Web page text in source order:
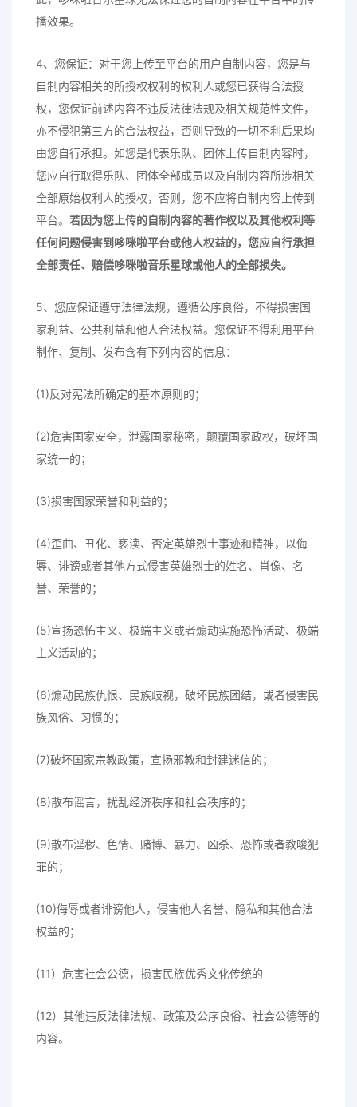
播效果。
4、您保证：对于您上传至平台的用户自制内容，您是与
自制内容相关的所授权权利的权利人或您已获得合法授
权，您保证前述内容不违反法律法规及相关规范性文件，
亦不侵犯第三方的合法权益，否则导致的一切不利后果均
由您自行承担。如您是代表乐队、团体上传自制内容时，
您应自行取得乐队、团体全部成员以及自制内容所涉相关
全部原始权利人的授权，否则，您不应将自制内容上传到
平台。 若因为您上传的自制内容的著作权以及其他权利等
任何问题侵害到 哆咪啦平台或他人权益的，您应自行承担
全部责任、赔偿哆咪啦音乐星球或他人的全部损失。
5、您应保证遵守法律法规，遵循公序良俗，不得损害国
家利益、公共利益和他人合法权益。您保证不得利用平台
制作、复制、发布含有下列内容的信息：
(1)反对宪法所确定的基本原则的；
(2)危害国家安全，泄露国家秘密，颠覆国家政权，破坏国
家统一的；
(3)损害国家荣誉和利益的；
(4)歪曲、丑化、亵渎、否定英雄烈士事迹和精神，以侮
辱、诽谤或者其他方式侵害英雄烈士的姓名、肖像、名
誉、荣誉的；
(5)宣扬恐怖主义、极端主义或者煽动实施恐怖活动、极端
主义活动的；
(6)煽动民族仇恨、民族歧视，破坏民族团结，或者侵害民
族风俗、习惯的；
(7)破坏国家宗教政策，宣扬邪教和封建迷信的；
(8)散布谣言，扰乱经济秩序和社会秩序的；
(9)散布淫秽、色情、赌博、暴力、凶杀、恐怖或者教唆犯
罪的；
(10)侮辱或者诽谤他人，侵害他人名誉、隐私和其他合法
权益的；
(11）危害社会公德，损害民族优秀文化传统的
(12）其他违反法律法规、政策及公序良俗、社会公德等的
内容。